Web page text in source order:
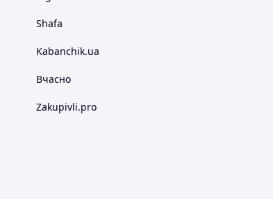
Shafa
Kabanchik.ua
Вчасно
Zakupivli.pro